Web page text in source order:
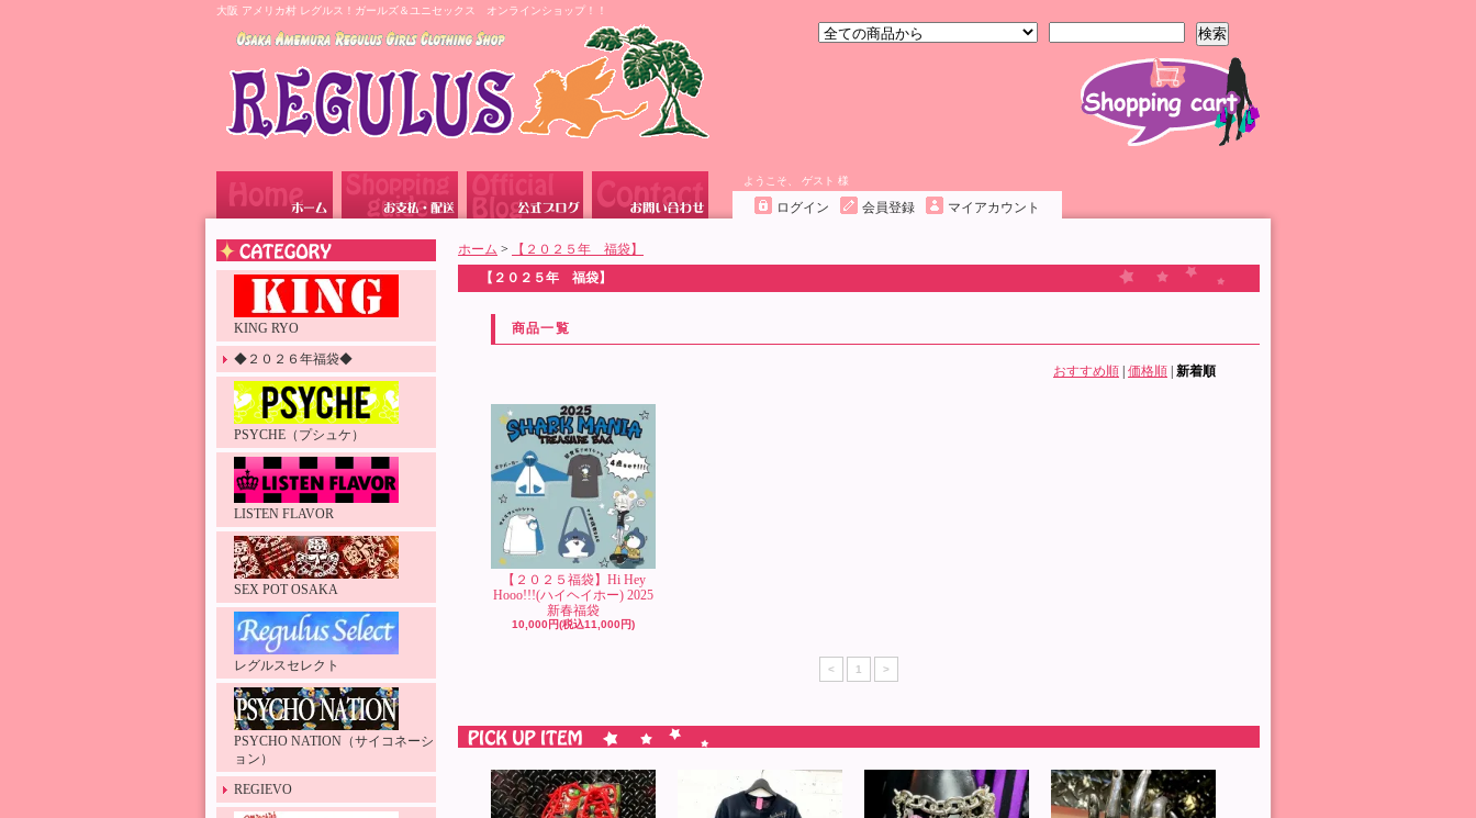
大阪 アメリカ村 レグルス！ガールズ＆ユニセックス オンラインショップ！！
検索
ようこそ、 ゲスト 様
ログイン 会員登録 マイアカウント
KING RYO
◆２０２６年福袋◆
PSYCHE（プシュケ）
LISTEN FLAVOR
SEX POT OSAKA
レグルスセレクト
PSYCHO NATION（サイコネーシ
ョン）
REGIEVO
ホーム >
【２０２５年 福袋】
【２０２５年 福袋】
商品一覧
おすすめ順 価格順 新着順
【２０２５福袋】Hi Hey
Hooo!!!(ハイヘイホー) 2025
新春福袋
10,000円(税込11,000円)
< 1 >